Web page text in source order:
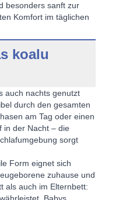
besonders sanft zur
Komfort im täglichen
koalu
auch nachts genutzt
durch den gesamten
am Tag oder einen
in der Nacht – die
sorgt
Form eignet sich
zuhause und
als auch im Elternbett: